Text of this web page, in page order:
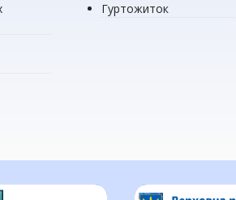
Гуртожиток